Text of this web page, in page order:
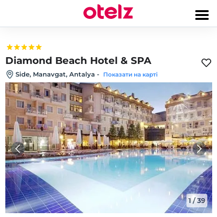
Diamond Beach Hotel & SPA
Side, Manavgat, Antalya - Показати на карті
1/39